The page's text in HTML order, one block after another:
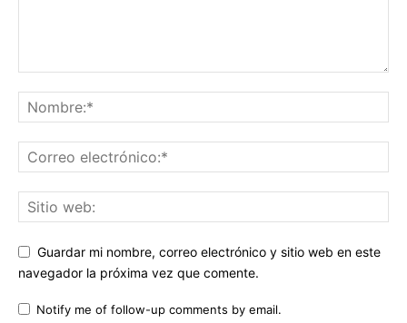
Guardar mi nombre, correo electrónico y sitio web en este
navegador la próxima vez que comente.
Notify me of follow-up comments by email.